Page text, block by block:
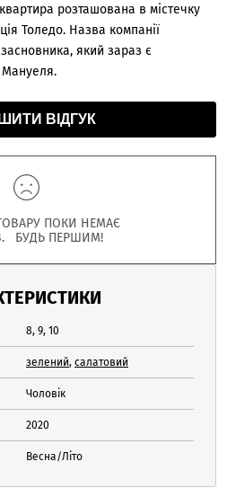
розташована в містечку
Толедо. Назва компанії
який зараз є
Мануеля.
ВІДГУК
ПОКИ НЕМАЄ
БУДЬ ПЕРШИМ!
8, 9, 10
зелений, салатовий
Чоловік
2020
Весна/Літо